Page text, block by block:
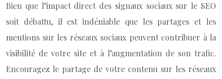
Bien que l’impact direct des signaux sociaux sur le SEO
soit débattu, il est indéniable que les partages et les
mentions sur les réseaux sociaux peuvent contribuer à la
visibilité de votre site et à l’augmentation de son trafic.
Encouragez le partage de votre contenu sur les réseaux